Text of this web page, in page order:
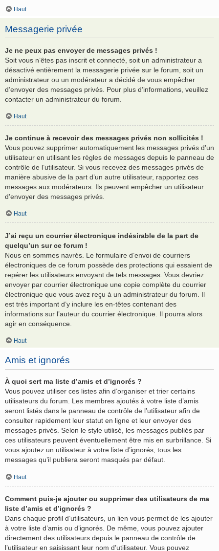
Haut
Messagerie privée
Je ne peux pas envoyer de messages privés !
Soit vous n’êtes pas inscrit et connecté, soit un administrateur a
désactivé entièrement la messagerie privée sur le forum, soit un
administrateur ou un modérateur a décidé de vous empêcher
d’envoyer des messages privés. Pour plus d’informations, veuillez
contacter un administrateur du forum.
Haut
Je continue à recevoir des messages privés non sollicités !
Vous pouvez supprimer automatiquement les messages privés d’un
utilisateur en utilisant les règles de messages depuis le panneau de
contrôle de l’utilisateur. Si vous recevez des messages privés de
manière abusive de la part d’un autre utilisateur, rapportez ces
messages aux modérateurs. Ils peuvent empêcher un utilisateur
d’envoyer des messages privés.
Haut
J’ai reçu un courrier électronique indésirable de la part de
quelqu’un sur ce forum !
Nous en sommes navrés. Le formulaire d’envoi de courriers
électroniques de ce forum possède des protections qui essaient de
repérer les utilisateurs envoyant de tels messages. Vous devriez
envoyer par courrier électronique une copie complète du courrier
électronique que vous avez reçu à un administrateur du forum. Il
est très important d’y inclure les en-têtes contenant des
informations sur l’auteur du courrier électronique. Il pourra alors
agir en conséquence.
Haut
Amis et ignorés
À quoi sert ma liste d’amis et d’ignorés ?
Vous pouvez utiliser ces listes afin d’organiser et trier certains
utilisateurs du forum. Les membres ajoutés à votre liste d’amis
seront listés dans le panneau de contrôle de l’utilisateur afin de
consulter rapidement leur statut en ligne et leur envoyer des
messages privés. Selon le style utilisé, les messages publiés par
ces utilisateurs peuvent éventuellement être mis en surbrillance. Si
vous ajoutez un utilisateur à votre liste d’ignorés, tous les
messages qu’il publiera seront masqués par défaut.
Haut
Comment puis-je ajouter ou supprimer des utilisateurs de ma
liste d’amis et d’ignorés ?
Dans chaque profil d’utilisateurs, un lien vous permet de les ajouter
à votre liste d’amis ou d’ignorés. De même, vous pouvez ajouter
directement des utilisateurs depuis le panneau de contrôle de
l’utilisateur en saisissant leur nom d’utilisateur. Vous pouvez